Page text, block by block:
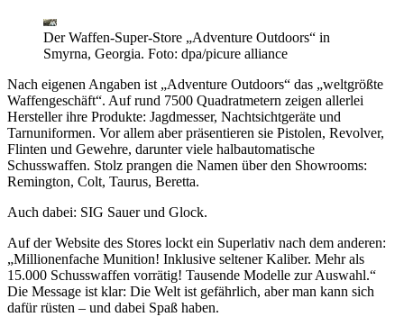
Der Waffen-Super-Store „Adventure Outdoors“ in
Smyrna, Georgia. Foto: dpa/picure alliance
Nach eigenen Angaben ist „Adventure Outdoors“ das „weltgrößte
Waffengeschäft“. Auf rund 7500 Quadratmetern zeigen allerlei
Hersteller ihre Produkte: Jagdmesser, Nachtsichtgeräte und
Tarnuniformen. Vor allem aber präsentieren sie Pistolen, Revolver,
Flinten und Gewehre, darunter viele halbautomatische
Schusswaffen. Stolz prangen die Namen über den Showrooms:
Remington, Colt, Taurus, Beretta.
Auch dabei: SIG Sauer und Glock.
Auf der Website des Stores lockt ein Superlativ nach dem anderen:
„Millionenfache Munition! Inklusive seltener Kaliber. Mehr als
15.000 Schusswaffen vorrätig! Tausende Modelle zur Auswahl.“
Die Message ist klar: Die Welt ist gefährlich, aber man kann sich
dafür rüsten – und dabei Spaß haben.